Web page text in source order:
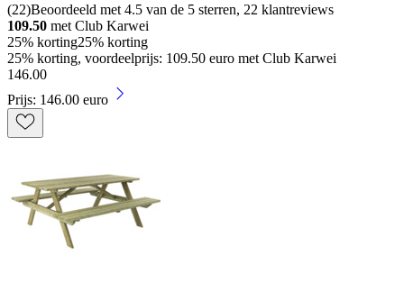
(22)Beoordeeld met 4.5 van de 5 sterren, 22 klantreviews
109.50 met Club Karwei
25% korting25% korting
25% korting, voordeelprijs: 109.50 euro met Club Karwei
146.00
Prijs: 146.00 euro